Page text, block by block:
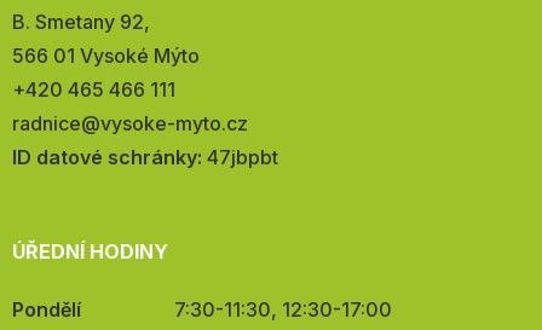
Adresa:
B. Smetany 92,
566 01 Vysoké Mýto
Telefon:
+420 465 466 111
E-
mail:
radnice@vysoke-myto.cz
ID datové schránky: 47jbpbt
ÚŘEDNÍ HODINY
Pondělí
7:30-11:30, 12:30-17:00